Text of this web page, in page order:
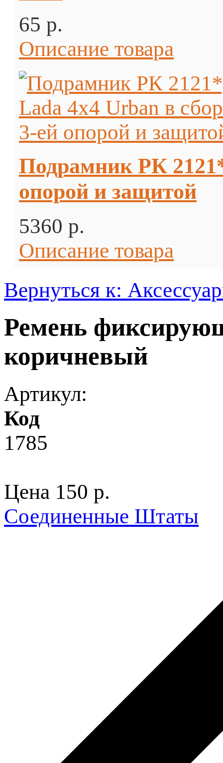
65 p.
Описание товара
Подрамник РК
опорой и защитой
5360 p.
Описание товара
Вернуться к:
Ремень
коричневый
Артикул:
Код
1785
Цена 150 p.
Соединенные Штаты